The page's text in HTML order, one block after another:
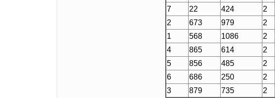
7
22 424 2
2
673 979 2
1
568 1086 2
4
865 614 2
5
856 485 2
6
686 250 2
3
879 735 2